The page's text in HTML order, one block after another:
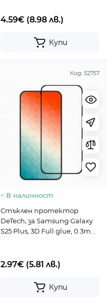
4.59€ (8.98 лв.)
Купи
Код: 52757
В наличност
Стъклен протектор
DeTech, за Samsung Galaxy
S25 Plus, 3D Full glue, 0.3mm,
2.97€ (5.81 лв.)
Купи